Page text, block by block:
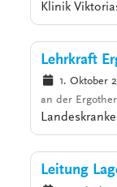
Klinik
Lehrkraft
1. Oktober
an der
Leitung